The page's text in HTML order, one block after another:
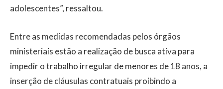
adolescentes”, ressaltou.
Entre as medidas recomendadas pelos órgãos
ministeriais estão a realização de busca ativa para
impedir o trabalho irregular de menores de 18 anos, a
inserção de cláusulas contratuais proibindo a